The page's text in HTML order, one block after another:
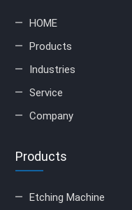
HOME
Products
Industries
Service
Company
Products
Etching Machine